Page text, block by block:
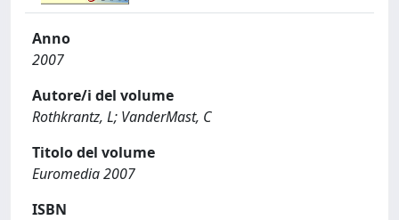
Anno
2007
Autore/i del volume
Rothkrantz, L; VanderMast, C
Titolo del volume
Euromedia 2007
ISBN